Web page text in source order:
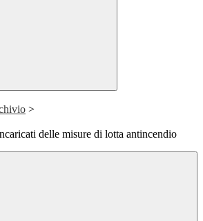
>
delle misure di lotta antincendio